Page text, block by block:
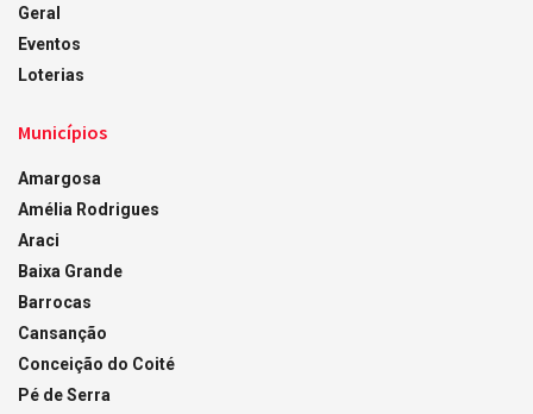
Geral
Eventos
Loterias
Municípios
Amargosa
Amélia Rodrigues
Araci
Baixa Grande
Barrocas
Cansanção
Conceição do Coité
Pé de Serra